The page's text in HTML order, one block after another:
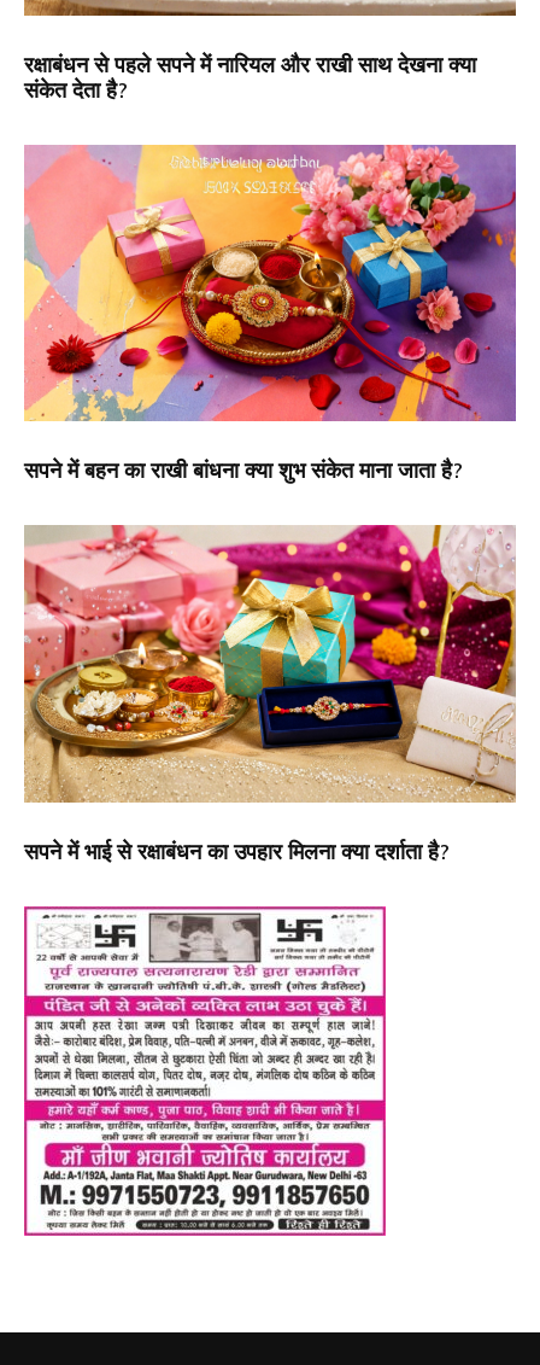
रक्षाबंधन से पहले सपने में नारियल और राखी साथ देखना क्या
संकेत देता है?
सपने में बहन का राखी बांधना क्या शुभ संकेत माना जाता है?
सपने में भाई से रक्षाबंधन का उपहार मिलना क्या दर्शाता है?